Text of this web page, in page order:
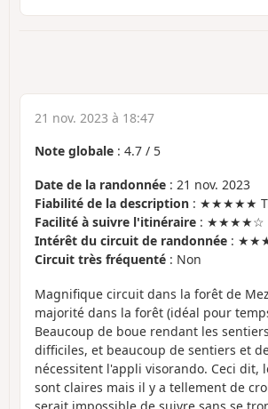
21 nov. 2023 à 18:47
Note globale : 4.7 / 5
Date de la randonnée : 21 nov. 2023
Fiabilité de la description : ★★★★★
Facilité à suivre l'itinéraire : ★★★★☆
Intérêt du circuit de randonnée :
Circuit très fréquenté : Non
Magnifique circuit dans la forêt de
majorité dans la forêt (idéal pour
Beaucoup de boue rendant les
difficiles, et beaucoup de sentiers et
nécessitent l'appli visorando. Ceci dit,
sont claires mais il y a tellement de